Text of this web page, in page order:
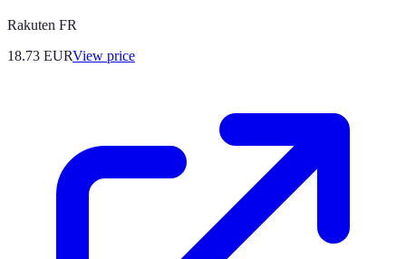
Rakuten FR
18.73 EURView price